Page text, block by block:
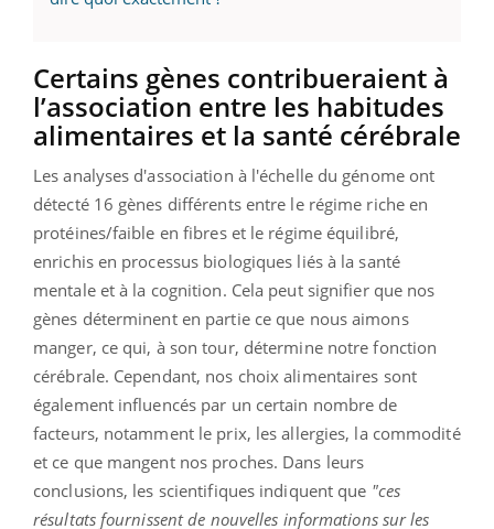
Certains gènes contribueraient à
l’association entre les habitudes
alimentaires et la santé cérébrale
Les analyses d'association à l'échelle du génome ont
détecté 16 gènes différents entre le régime riche en
protéines/faible en fibres et le régime équilibré,
enrichis en processus biologiques liés à la santé
mentale et à la cognition. Cela peut signifier que nos
gènes déterminent en partie ce que nous aimons
manger, ce qui, à son tour, détermine notre fonction
cérébrale. Cependant, nos choix alimentaires sont
également influencés par un certain nombre de
facteurs, notamment le prix, les allergies, la commodité
et ce que mangent nos proches. Dans leurs
conclusions, les scientifiques indiquent que "ces
résultats fournissent de nouvelles informations sur les